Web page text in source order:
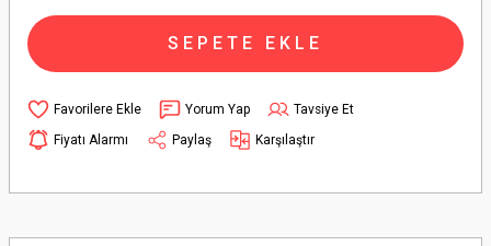
SEPETE EKLE
Yorum Yap
Tavsiye Et
Fiyatı Alarmı
Paylaş Karşılaştır